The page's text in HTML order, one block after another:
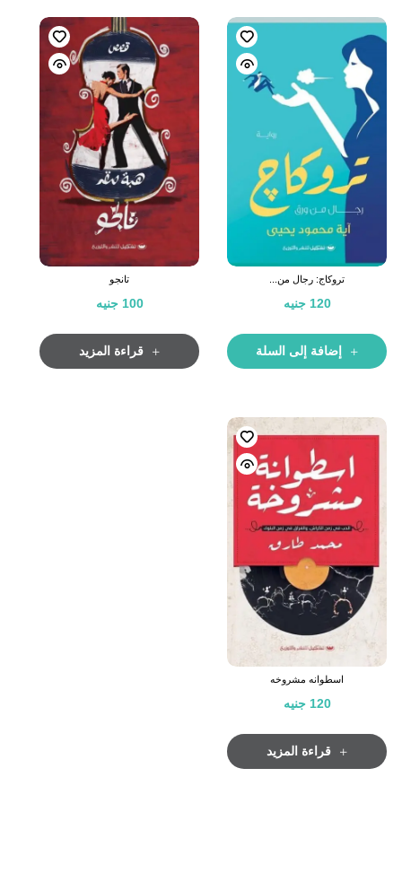
تروكاج: رجال من...
120 جنيه
إضافة إلى السلة
تانجو
100 جنيه
قراءة المزيد
اسطوانه مشروخه
120 جنيه
قراءة المزيد